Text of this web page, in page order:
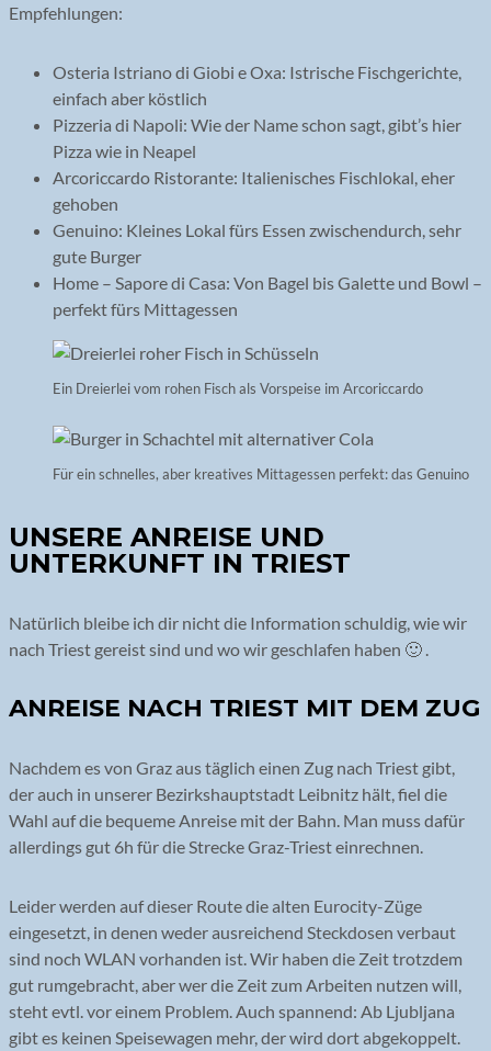
Empfehlungen:
Osteria Istriano di Giobi e Oxa: Istrische Fischgerichte,
einfach aber köstlich
Pizzeria di Napoli: Wie der Name schon sagt, gibt’s hier
Pizza wie in Neapel
Arcoriccardo Ristorante: Italienisches Fischlokal, eher
gehoben
Genuino: Kleines Lokal fürs Essen zwischendurch, sehr
gute Burger
Home – Sapore di Casa: Von Bagel bis Galette und Bowl –
perfekt fürs Mittagessen
Ein Dreierlei vom rohen Fisch als Vorspeise im Arcoriccardo
Für ein schnelles, aber kreatives Mittagessen perfekt: das Genuino
UNSERE ANREISE UND
UNTERKUNFT IN TRIEST
Natürlich bleibe ich dir nicht die Information schuldig, wie wir
nach Triest gereist sind und wo wir geschlafen haben 🙂 .
ANREISE NACH TRIEST MIT DEM ZUG
Nachdem es von Graz aus täglich einen Zug nach Triest gibt,
der auch in unserer Bezirkshauptstadt Leibnitz hält, fiel die
Wahl auf die bequeme Anreise mit der Bahn. Man muss dafür
allerdings gut 6h für die Strecke Graz-Triest einrechnen.
Leider werden auf dieser Route die alten Eurocity-Züge
eingesetzt, in denen weder ausreichend Steckdosen verbaut
sind noch WLAN vorhanden ist. Wir haben die Zeit trotzdem
gut rumgebracht, aber wer die Zeit zum Arbeiten nutzen will,
steht evtl. vor einem Problem. Auch spannend: Ab Ljubljana
gibt es keinen Speisewagen mehr, der wird dort abgekoppelt.